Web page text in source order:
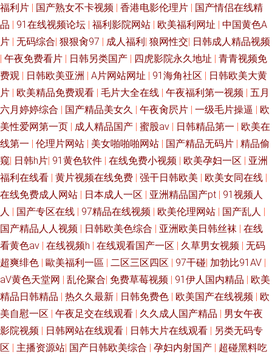
主播激情在线 日韩草逼网 青青草原黄色成人网站 韩日欧美好看剧 99久久卡
1卡2 91超碰资源总站 天天操欧美 久热超碰在线 肏屄综合视频 91快播入口
福利片 | 国产熟女不卡视频 | 香港电影伦理片 | 国产情侣在线精
品 | 91在线视频论坛 | 福利影院网站 | 欧美福利网址 | 中国黄色A
片 | 无码综合| 狠狠肏97 | 成人福利| 狼网性交| 日韩成人精品视频
| 午夜免费看片 | 日韩另类国产 | 四虎影院永久地址 | 青青视频免
费观 | 日韩欧美亚洲 | A片网站网址 | 91海角社区 | 日韩欧美大黄
片 | 欧美精品免费观看 | 毛片大全在线 | 午夜福利第一视频 | 五月
六月婷婷综合 | 国产精品美女久 | 午夜肏屄片 | 一级毛片操逼 | 欧
美性爱网第一页 | 成人精品国产 | 蜜股av | 日韩精品第一 | 欧美在
线第一 | 伦理片网站 | 美女啪啪啪网站 | 国产精品无码片 | 精品偷
窥| 日韩h片| 91黄色软件 | 在线免费小视频 | 欧美孕妇一区 | 亚洲
福利在线看 | 黄片视频在线免费 | 强干日韩欧美 | 欧美女同在线 |
在线免费成人网站 | 日本成人一区 | 亚洲精品国产pt | 91视频人
人 | 国产专区在线 | 97精品在线视频 | 欧美伦理网站 | 国产乱人 |
国产精品人人视频 | 日韩欧美色综合 | 亚洲欧美日韩丝袜 | 在线
看黄色av | 在线视频h | 在线观看国产一区 | 久草男女视频 | 无码
超爽绯色 | 歐美福利一區 | 二区三区四区 | 97干碰| 加勃比91AV |
aV黄色天堂网 | 乱伦聚合| 免费草莓视频 | 91伊人国内精品 | 欧美
精品日韩精品 | 热久久最新 | 日韩免费色 | 欧美国产在线视频 | 欧
美自慰一区 | 午夜足交在线观看 | 久久成人国产精品 | 男女午夜
影院视频 | 日韩网站在线观看 | 日韩大片在线观看 | 另类无码专
区 | 主播资源站| 国产日韩欧美综合 | 孕妇内射国产 | 超碰黑料吃